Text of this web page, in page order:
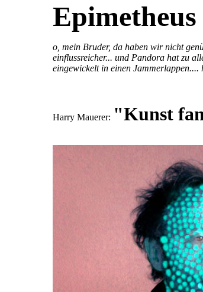
o, mein Bruder, da haben wir nicht
einflussreicher... und Pandora hat zu
eingewickelt in einen Jammerlappen....
Harry Mauerer: "Kunst